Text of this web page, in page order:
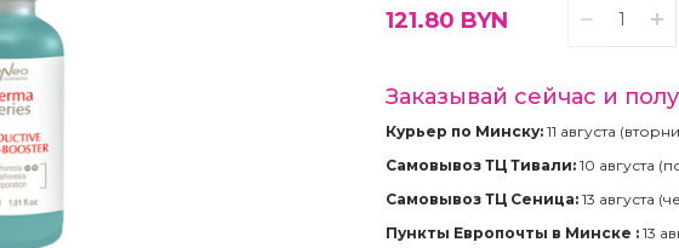
121.80 BYN
Заказывай сейчас и
Курьер по Минску: 11 августа
Самовывоз ТЦ Тивали: 10 августа
Самовывоз ТЦ Сеница: 13 августа
Пункты Европочты в Минске : 13